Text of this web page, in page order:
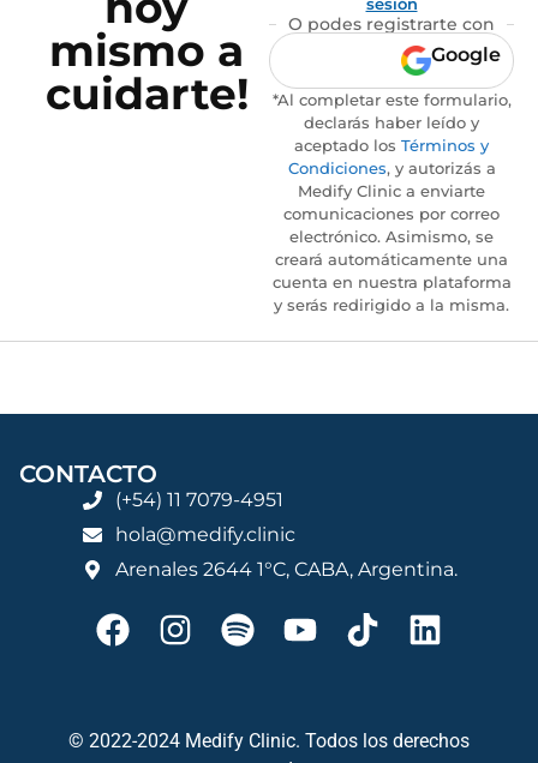
mismo a
cuidarte!
O podes registrarte con
Google
*Al completar este formulario,
declarás haber leído y
aceptado los Términos y
Condiciones, y autorizás a
Medify Clinic a enviarte
comunicaciones por correo
electrónico. Asimismo, se
creará automáticamente una
cuenta en nuestra plataforma
y serás redirigido a la misma.
CONTACTO
(+54) 11 7079-4951
hola@medify.clinic
Arenales 2644 1°C, CABA, Argentina.
© 2022-2024 Medify Clinic. Todos los derechos